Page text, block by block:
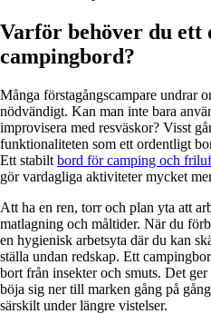
Varför behöver du ett
campingbord?
Många förstagångscampare undrar
nödvändigt. Kan man inte bara
improvisera med resväskor? Visst
funktionaliteten som ett ordentligt
Ett stabilt bord för camping och
gör vardagliga aktiviteter mycket
Att ha en ren, torr och plan yta att
matlagning och måltider. När du
en hygienisk arbetsyta där du kan
ställa undan redskap. Ett
bort från insekter och smuts. Det
böja sig ner till marken gång på
särskilt under längre vistelser.